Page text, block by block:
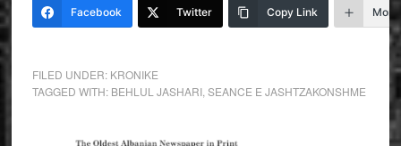
Facebook Twitter Copy Link More
FILED UNDER: KRONIKE
TAGGED WITH: BEHLUL JASHARI, SEANCE E JASHTZAKONSHME